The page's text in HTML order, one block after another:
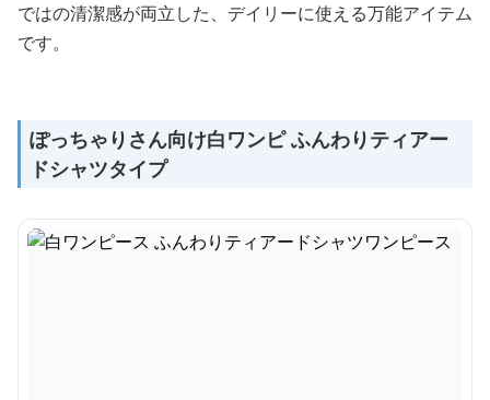
ではの清潔感が両立した、デイリーに使える万能アイテム
です。
ぽっちゃりさん向け白ワンピ ふんわりティアー
ドシャツタイプ